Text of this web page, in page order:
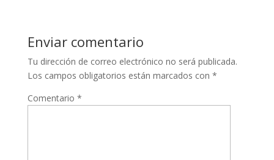
Enviar comentario
Tu dirección de correo electrónico no será publicada.
Los campos obligatorios están marcados con *
Comentario *